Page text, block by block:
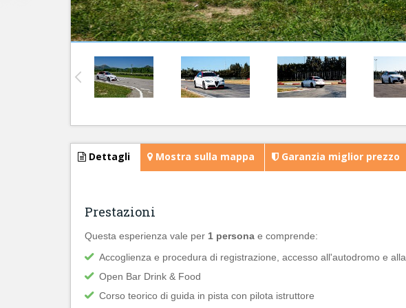
Dettagli Mostra sulla mappa Garanzia miglior prezzo
Prestazioni
Questa esperienza vale per 1 persona e comprende:
Accoglienza e procedura di registrazione, accesso all'autodromo e
Open Bar Drink & Food
Corso teorico di guida in pista con pilota istruttore